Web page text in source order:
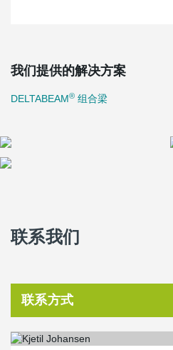
我们提供的解决方案
DELTABEAM® 组合梁
联系我们
联系方式